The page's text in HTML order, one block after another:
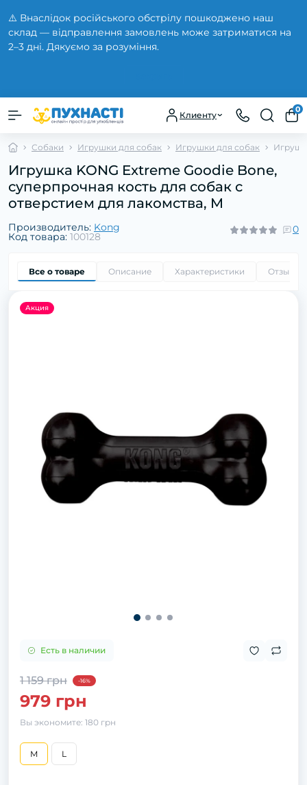
⚠️ Внаслідок російського обстрілу пошкоджено наш
склад — відправлення замовлень може затриматися на
2–3 дні. Дякуємо за розуміння.
Клиенту
0
Собаки Игрушки для собак Игрушки для собак
Игрушка KONG Extreme Goodie Bone,
суперпрочная кость для собак с
отверстием для лакомства, M
Производитель: Kong
Код товара: 100128
0
Все о товаре Описание Характеристики Отзывы
Акция
Есть в наличии
1 159 грн -16%
979 грн
Вы экономите: 180 грн
M L